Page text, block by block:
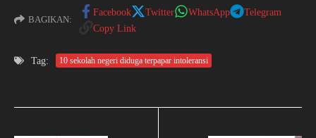
BAGIKAN:
Facebook Twitter WhatsApp
Telegram
Copy Link
Tag: 10 sekolah negeri diduga terpapar intoleransi